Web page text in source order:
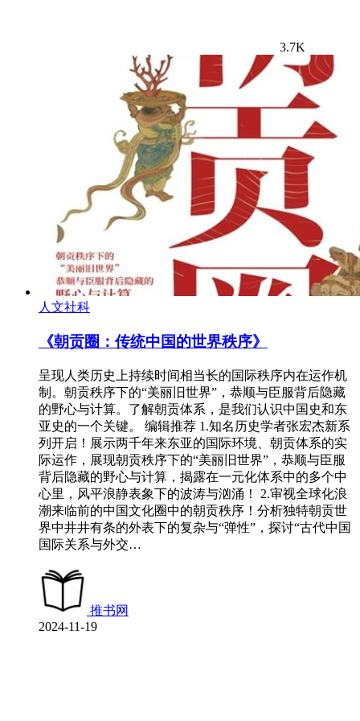
3.7K
人文社科
《朝贡圈：传统中国的世界秩序》
呈现人类历史上持续时间相当长的国际秩序内在运作机
制。朝贡秩序下的“美丽旧世界”，恭顺与臣服背后隐藏
的野心与计算。了解朝贡体系，是我们认识中国史和东
亚史的一个关键。 编辑推荐 1.知名历史学者张宏杰新系
列开启！展示两千年来东亚的国际环境、朝贡体系的实
际运作，展现朝贡秩序下的“美丽旧世界”，恭顺与臣服
背后隐藏的野心与计算，揭露在一元化体系中的多个中
心里，风平浪静表象下的波涛与汹涌！ 2.审视全球化浪
潮来临前的中国文化圈中的朝贡秩序！分析独特朝贡世
界中井井有条的外表下的复杂与“弹性”，探讨“古代中国
国际关系与外交…
推书网
2024-11-19